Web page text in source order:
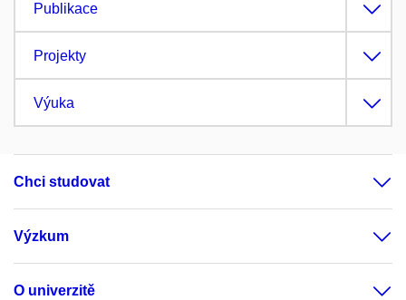
Publikace
Projekty
Výuka
Chci studovat
Výzkum
O univerzitě